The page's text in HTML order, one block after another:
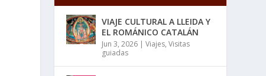
VIAJE CULTURAL A LLEIDA Y
EL ROMÁNICO CATALÁN
Jun 3, 2026 |Viajes,Visitas
guiadas